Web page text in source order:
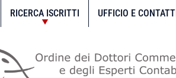
RICERCA ISCRITTI UFFICIO E